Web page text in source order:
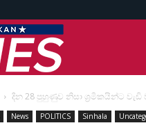
Srilankan
Times
දින 28 පුහුණුව නිසා ශ්‍රමිකයින්ට වැඩි
News POLITICS Sinhala